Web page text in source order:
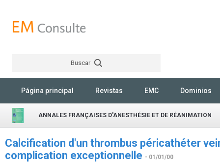
Buscar
Página principal Revistas EMC Dominios
ANNALES FRANÇAISES D'ANESTHÉSIE ET DE RÉANIMATION
Calcification d'un thrombus péricathéter
complication exceptionnelle - 01/01/00